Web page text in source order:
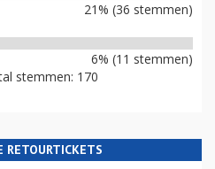
21% (36 stemmen)
6% (11 stemmen)
stemmen: 170
RETOURTICKETS